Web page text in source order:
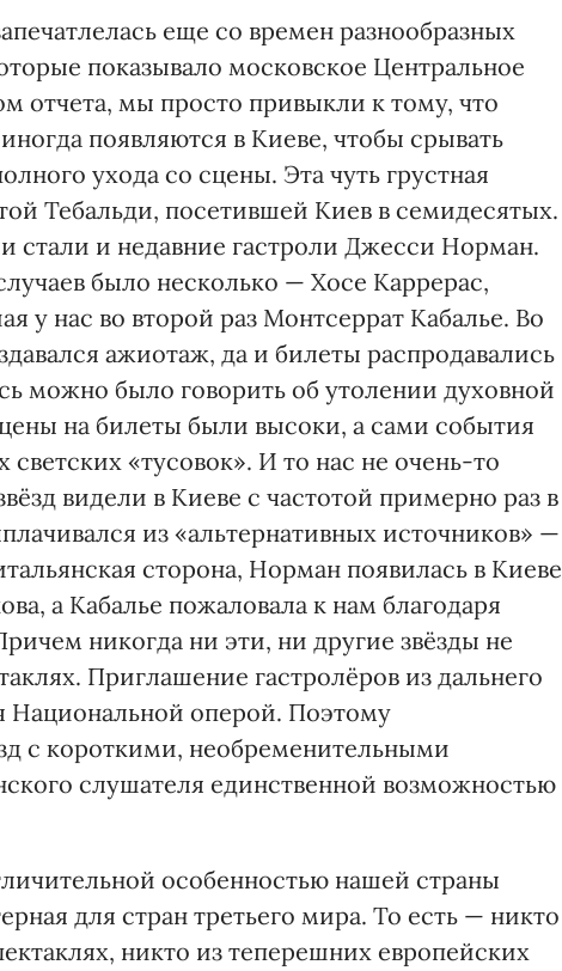
еще со времен разнообразных
показывало московское Центральное
отчета, мы просто привыкли к тому, что
появляются в Киеве, чтобы срывать
ухода со сцены. Эта чуть грустная
Тебальди, посетившей Киев в семидесятых.
и недавние гастроли Джесси Норман.
было несколько — Хосе Каррерас,
у нас во второй раз Монтсеррат Кабалье. Во
ажиотаж, да и билеты распродавались
можно было говорить об утолении духовной
на билеты были высоки, а сами события
«тусовок». И то нас не очень-то
видели в Киеве с частотой примерно раз в
из «альтернативных источников» —
сторона, Норман появилась в Киеве
а Кабалье пожаловала к нам благодаря
никогда ни эти, ни другие звёзды не
Приглашение гастролёров из дальнего
Национальной оперой. Поэтому
с короткими, необременительными
слушателя единственной возможностью
особенностью нашей страны
для стран третьего мира. То есть — никто
никто из теперешних европейских